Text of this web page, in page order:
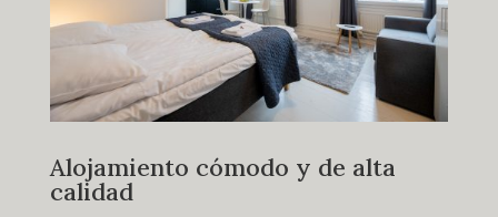
Alojamiento cómodo y de alta
calidad